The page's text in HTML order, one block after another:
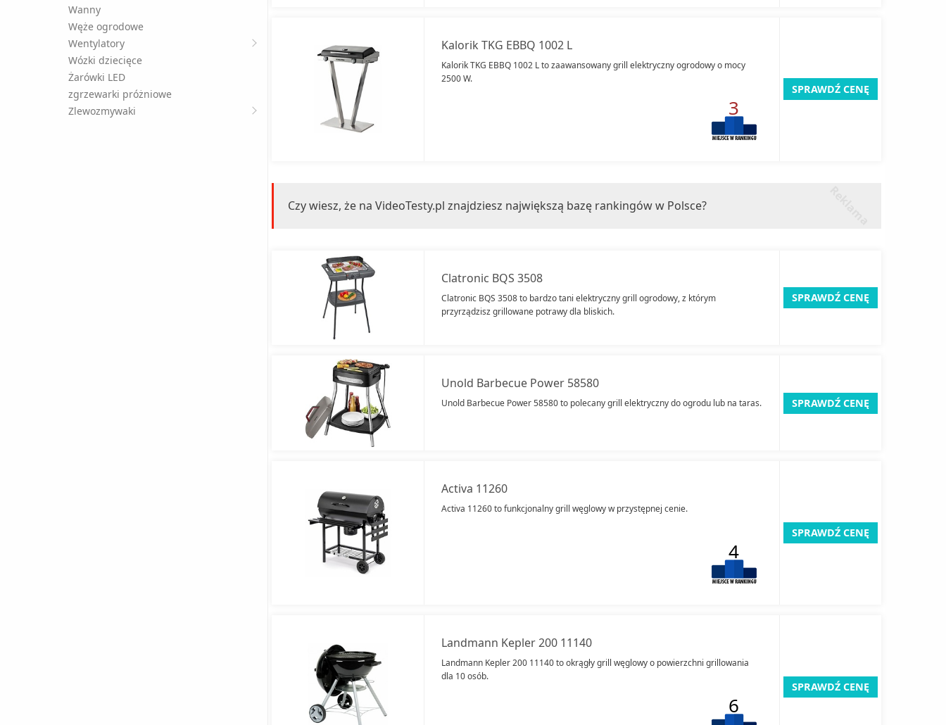
Wanny
Węże ogrodowe
Wentylatory
Wózki dziecięce
Żarówki LED
zgrzewarki próżniowe
Zlewozmywaki
Kalorik TKG EBBQ 1002 L
Kalorik TKG EBBQ 1002 L to zaawansowany grill elektryczny ogrodowy o mocy
2500 W.
3
SPRAWDŹ CENĘ
Czy wiesz, że na VideoTesty.pl znajdziesz największą bazę rankingów w Polsce?
Clatronic BQS 3508
Clatronic BQS 3508 to bardzo tani elektryczny grill ogrodowy, z którym
przyrządzisz grillowane potrawy dla bliskich.
SPRAWDŹ CENĘ
Unold Barbecue Power 58580
Unold Barbecue Power 58580 to polecany grill elektryczny do ogrodu lub na taras. SPRAWDŹ CENĘ
Activa 11260
Activa 11260 to funkcjonalny grill węglowy w przystępnej cenie.
4
SPRAWDŹ CENĘ
Landmann Kepler 200 11140
Landmann Kepler 200 11140 to okrągły grill węglowy o powierzchni grillowania
dla 10 osób.
6
SPRAWDŹ CENĘ